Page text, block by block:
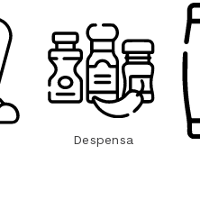
Despensa